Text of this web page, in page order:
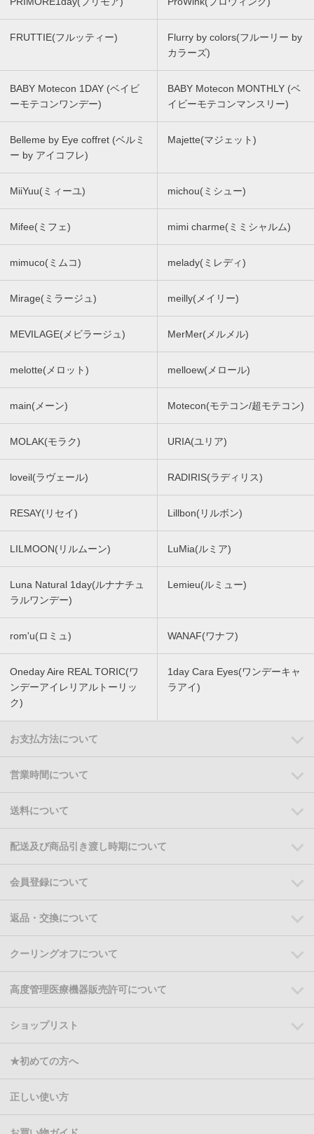
FRUTTIE(フルッティー)
Flurry by colors(フルーリー by
カラーズ)
BABY Motecon 1DAY (ベイビ
ーモテコンワンデー)
BABY Motecon MONTHLY (ベ
イビーモテコンマンスリー)
Belleme by Eye coffret (ベルミ
ー by アイコフレ)
Majette(マジェット)
MiiYuu(ミィーユ) michou(ミシュー)
Mifee(ミフェ) mimi charme(ミミシャルム)
mimuco(ミムコ) melady(ミレディ)
Mirage(ミラージュ) meilly(メイリー)
MEVILAGE(メビラージュ) MerMer(メルメル)
melotte(メロット) melloew(メロール)
main(メーン) Motecon(モテコン/超モテコン)
MOLAK(モラク) URIA(ユリア)
loveil(ラヴェール) RADIRIS(ラディリス)
RESAY(リセイ) Lillbon(リルボン)
LILMOON(リルムーン) LuMia(ルミア)
Luna Natural 1day(ルナナチュ
ラルワンデー)
Lemieu(ルミュー)
rom'u(ロミュ) WANAF(ワナフ)
Oneday Aire REAL TORIC(ワ
ンデーアイレリアルトーリッ
ク)
1day Cara Eyes(ワンデーキャ
ラアイ)
お支払方法について
営業時間について
送料について
配送及び商品引き渡し時期について
会員登録について
返品・交換について
クーリングオフについて
高度管理医療機器販売許可について
ショップリスト
★初めての方へ
正しい使い方